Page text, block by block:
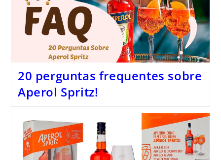
20 perguntas frequentes sobre
Aperol Spritz!